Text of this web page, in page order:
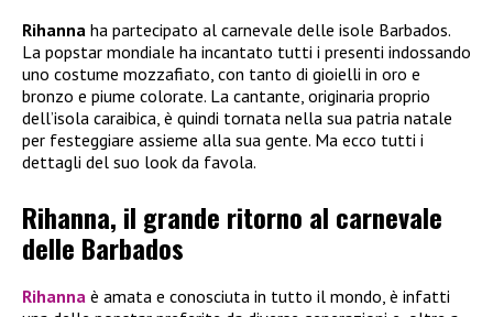
Rihanna ha partecipato al carnevale delle isole Barbados.
La popstar mondiale ha incantato tutti i presenti indossando
uno costume mozzafiato, con tanto di gioielli in oro e
bronzo e piume colorate. La cantante, originaria proprio
dell’isola caraibica, è quindi tornata nella sua patria natale
per festeggiare assieme alla sua gente. Ma ecco tutti i
dettagli del suo look da favola.
Rihanna, il grande ritorno al carnevale
delle Barbados
Rihanna è amata e conosciuta in tutto il mondo, è infatti